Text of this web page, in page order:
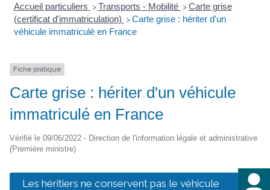
Accueil particuliers > Transports - Mobilité > Carte grise
(certificat d'immatriculation) > Carte grise : hériter d'un
véhicule immatriculé en France
Fiche pratique
Carte grise : hériter d'un véhicule
immatriculé en France
Vérifié le 09/06/2022 - Direction de l'information légale et administrative
(Première ministre)
Les héritiers ne conservent pas le véhicule